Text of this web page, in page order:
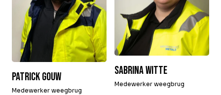
Patrick Gouw
Medewerker weegbrug
Sabrina Witte
Medewerker weegbrug